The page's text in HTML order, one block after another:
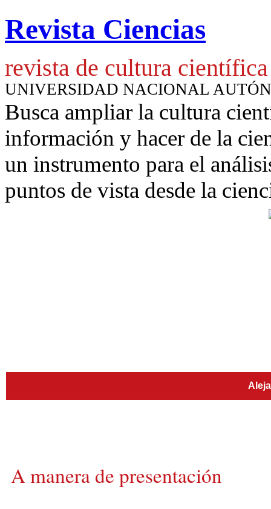
Revista Ciencias
revista de cultura científica
UNIVERSIDAD NACIONAL
Busca ampliar la cultura
información y hacer de la
un instrumento para el
puntos de vista desde la
A manera de presentación